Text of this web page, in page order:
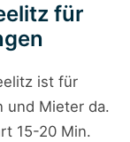
für
ist für
und Mieter da.
15-20 Min.